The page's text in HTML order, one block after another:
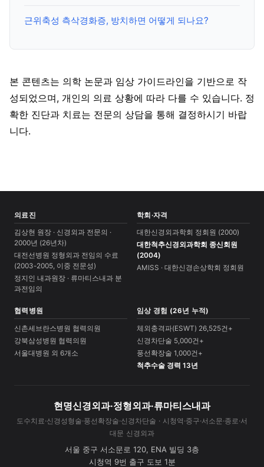
근위축성 측삭경화증, 방치하면 어떻게 되나요?
본 콘텐츠는 의학 논문과 임상 가이드라인을 기반으로 작
성되었으며, 개인의 의료 상황에 따라 다를 수 있습니다. 정
확한 진단과 치료는 전문의 상담을 통해 결정하시기 바랍
니다.
의료진
김상현 원장 · 신경외과 전문의 ·
2000년 (26년차)
대전선병원 정형외과 전임의 수료
(2003-2005, 이중 전문성)
정지인 내과원장 · 류마티스내과 분
과전임의
학회·자격
대한신경외과학회 정회원 (2000)
대한척추신경외과학회 종신회원
(2004)
AMISS · 대한신경손상학회 정회원
협력병원
신촌세브란스병원 협력의원
강북삼성병원 협력의원
서울대병원 외 6개소
임상 경험 (26년 누적)
체외충격파(ESWT) 26,525건+
신경차단술 5,000건+
풍선확장술 1,000건+
척추수술 경력 13년
현명신경외과·정형외과·류마티스내과
도수치료·신경성형술·풍선확장술·신경차단술 · 시청역·중구·서소문·종로·서
대문 신경외과
서울 중구 서소문로 120, ENA 빌딩 3층
시청역 9번 출구 도보 1분